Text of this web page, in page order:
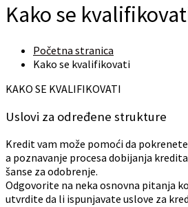
Kako se
Početna stranica
Kako se kvalifikovati
KAKO SE KVALIFIKOVATI
Uslovi za određene strukture
Kredit vam može pomoći da
a poznavanje procesa dobijanja
šanse za odobrenje.
Odgovorite na neka osnovna pitanja
utvrdite da li ispunjavate uslove za